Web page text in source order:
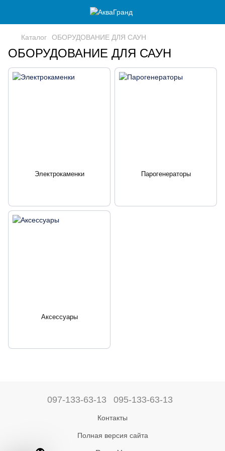
Каталог ОБОРУДОВАНИЕ ДЛЯ САУН
ОБОРУДОВАНИЕ ДЛЯ САУН
Электрокаменки Парогенераторы
Аксессуары
097-133-63-13 095-133-63-13
Контакты
Полная версия сайта